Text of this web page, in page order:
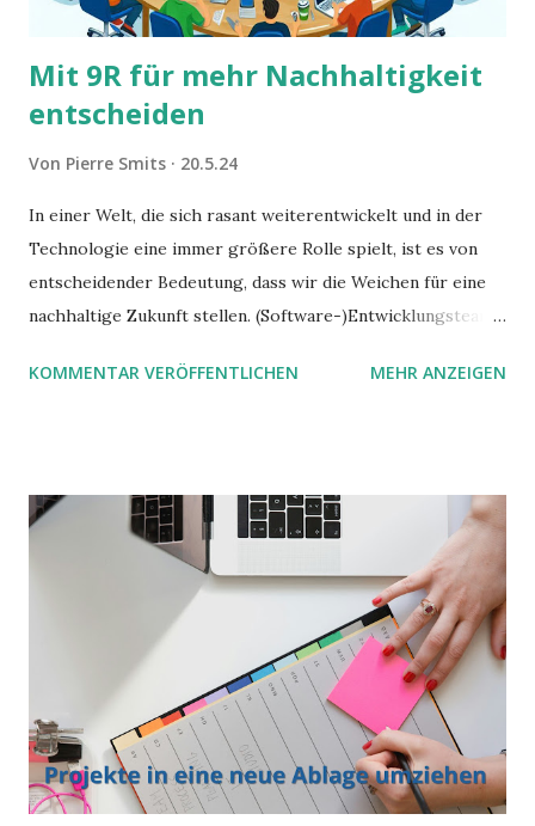
Mit 9R für mehr Nachhaltigkeit
entscheiden
Von Pierre Smits 20.5.24
In einer Welt, die sich rasant weiterentwickelt und in der
Technologie eine immer größere Rolle spielt, ist es von
entscheidender Bedeutung, dass wir die Weichen für eine
nachhaltige Zukunft stellen. (Software-)Entwicklungsteams
Innovationen voran, formen unsere Arbeitsweise und
KOMMENTAR VERÖFFENTLICHEN MEHR ANZEIGEN